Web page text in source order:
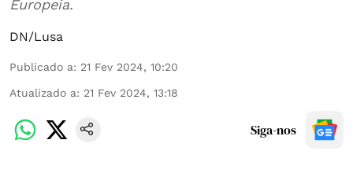
Europeia.
DN/Lusa
Publicado a: 21 Fev 2024, 10:20
Atualizado a: 21 Fev 2024, 13:18
Siga-nos